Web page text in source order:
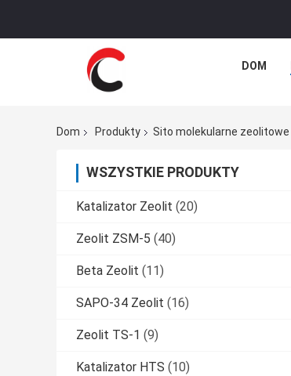
DOM
Dom Produkty Sito molekularne zeolitowe
WSZYSTKIE PRODUKTY
Katalizator Zeolit (20)
Zeolit ​​ZSM-5 (40)
Beta Zeolit (11)
SAPO-34 Zeolit (16)
Zeolit ​​TS-1 (9)
Katalizator HTS (10)